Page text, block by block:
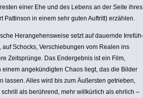
einer Ehe und des Lebens an der Seite ihres
Pattinson in einem sehr guten Auftritt) erzählen.
Heran­ge­hens­weise setzt auf dauernde Irre­füh­
Schocks, Verschie­bungen vom Realen ins
Zeitsprünge. Das Ender­gebnis ist ein Film,
einem angekün­digten Chaos liegt, das die Bilder
lassen. Alles wird bis zum Äußersten getrieben,
als berührend, mehr will­kür­lich als ehrlich –